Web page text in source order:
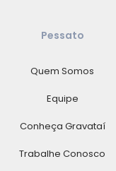
Pessato
Quem Somos
Equipe
Conheça Gravataí
Trabalhe Conosco